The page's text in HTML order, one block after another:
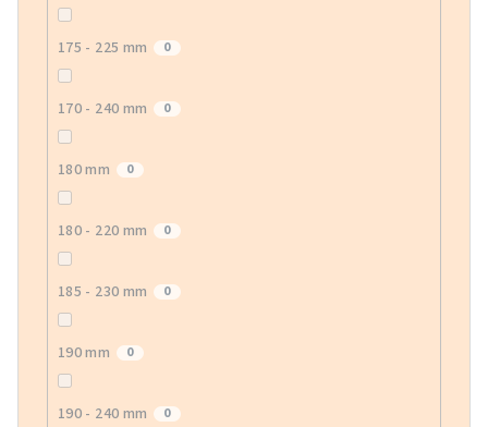
175 - 225 mm 0
170 - 240 mm 0
180 mm 0
180 - 220 mm 0
185 - 230 mm 0
190 mm 0
190 - 240 mm 0